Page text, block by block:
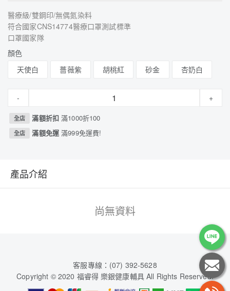
醫療級/雙鋼印/無偶氮染料
符合國家CNS14774醫療口罩測試標準
口罩國家隊
顏色
天使白
薔薇紫 胡桃紅 砂金 杏奶白
- +
全店 滿額折扣滿1000折100
全店 滿額免運滿999免運費!
產品介紹
尚無資料
客服專線：(07) 392-5628
Copyright © 2020 福睿得 樂銀健康輔具 All Rights Reserved.